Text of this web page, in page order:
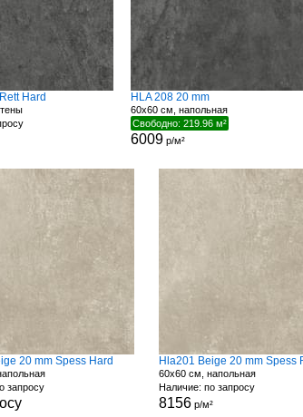
Hard HLA 208 20 mm
60x60 см, напольная
Свободно: 219.96 м²
6009р/м²
20 mm Spess Hard
запросу
60x60 см, напольная
Наличие: по запросу
8156 р/м²